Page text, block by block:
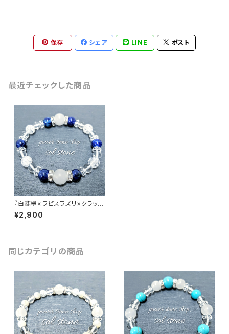
保存 シェア LINE ポスト
最近チェックした商品
『白翡翠×ラピスラズリ×クラック
水晶×水晶』 天然石パワースト
ーンブレスレット
¥2,900
同じカテゴリの商品